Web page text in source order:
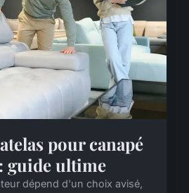
pour canapé
guide ultime
dépend d'un choix avisé,